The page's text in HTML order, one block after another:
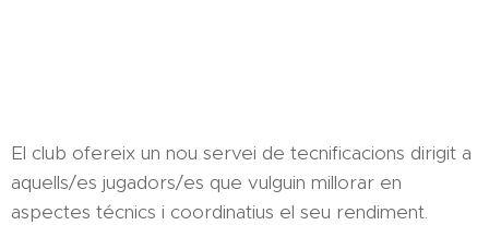
El club ofereix un nou servei de tecnificacions dirigit a
aquells/es jugadors/es que vulguin millorar en
aspectes técnics i coordinatius el seu rendiment.